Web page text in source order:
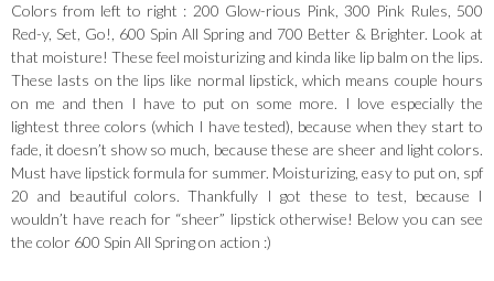
Colors from left to right : 200 Glow-rious Pink, 300 Pink Rules, 500
Red-y, Set, Go!, 600 Spin All Spring and 700 Better & Brighter. Look at
that moisture! These feel moisturizing and kinda like lip balm on the lips.
These lasts on the lips like normal lipstick, which means couple hours
on me and then I have to put on some more. I love especially the
lightest three colors (which I have tested), because when they start to
fade, it doesn’t show so much, because these are sheer and light colors.
Must have lipstick formula for summer. Moisturizing, easy to put on, spf
20 and beautiful colors. Thankfully I got these to test, because I
wouldn’t have reach for “sheer” lipstick otherwise! Below you can see
the color 600 Spin All Spring on action :)